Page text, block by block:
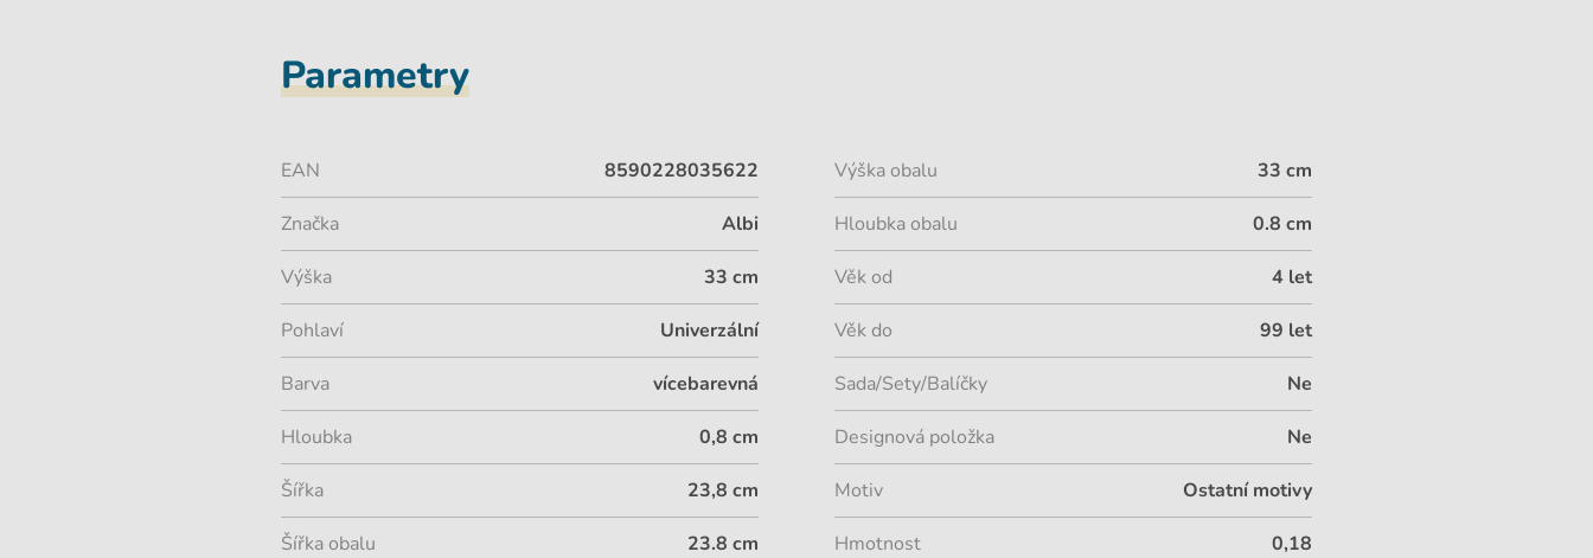
Parametry
EAN 8590228035622
Značka Albi
Výška 33 cm
Pohlaví Univerzální
Barva vícebarevná
Hloubka 0,8 cm
Šířka 23,8 cm
Šířka obalu 23.8 cm
Výška obalu 33 cm
Hloubka obalu 0.8 cm
Věk od 4 let
Věk do 99 let
Sada/Sety/Balíčky Ne
Designová položka Ne
Motiv Ostatní motivy
Hmotnost 0,18